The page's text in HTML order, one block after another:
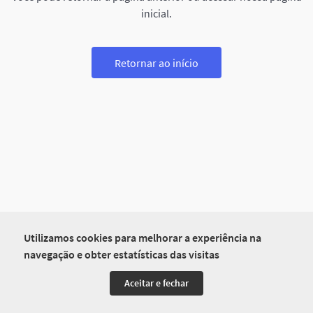
Utilizamos cookies para melhorar a experiência na
navegação e obter estatísticas das visitas
Aceitar e fechar
inicial.
Retornar ao início